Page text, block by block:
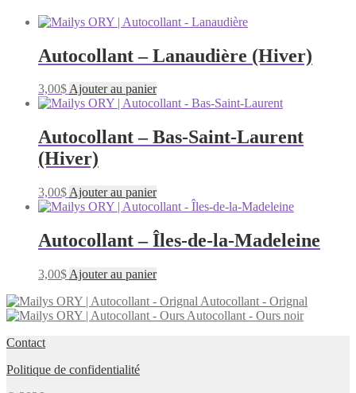
Autocollant – Lanaudière (Hiver)
3,00$Ajouter au panier
Autocollant – Bas-Saint-Laurent
(Hiver)
3,00$ Ajouter au panier
Autocollant – Îles-de-la-Madeleine
3,00$ Ajouter au panier
Autocollant - Orignal
Autocollant - Ours noir
Contact
Politique de confidentialité